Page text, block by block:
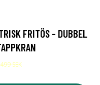
FRITÖS - DUBBEL
SEK